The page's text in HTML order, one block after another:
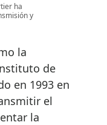
ha
y
la
de
en 1993 en
el
la